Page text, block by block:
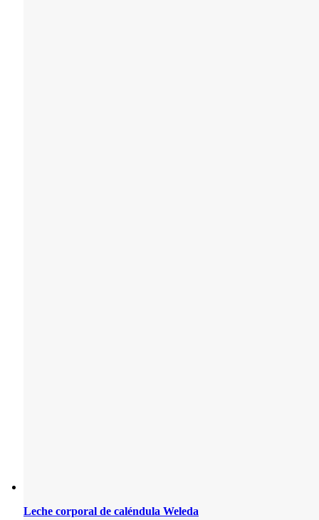
Leche corporal de caléndula Weleda